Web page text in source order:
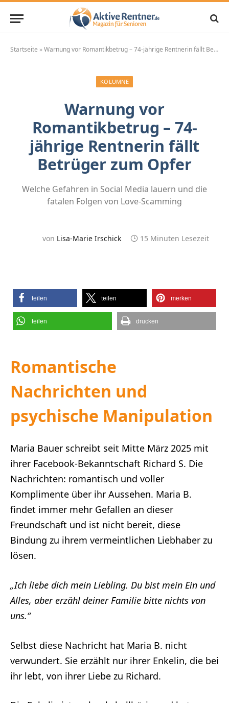
Startseite »Warnung vor Romantikbetrug – 74-jährige Rentnerin fällt Betrüger zum Opfer
KOLUMNE
Warnung vor
Romantikbetrug – 74-
jährige Rentnerin fällt
Betrüger zum Opfer
Welche Gefahren in Social Media lauern und die
fatalen Folgen von Love-Scamming
von Lisa-Marie Irschick 15 Minuten Lesezeit
teilen teilen merken
teilen drucken
Romantische
Nachrichten und
psychische Manipulation
Maria Bauer schreibt seit Mitte März 2025 mit
ihrer Facebook-Bekanntschaft Richard S. Die
Nachrichten: romantisch und voller
Komplimente über ihr Aussehen. Maria B.
findet immer mehr Gefallen an dieser
Freundschaft und ist nicht bereit, diese
Bindung zu ihrem vermeintlichen Liebhaber zu
lösen.
„Ich liebe dich mein Liebling. Du bist mein Ein und
Alles, aber erzähl deiner Familie bitte nichts von
uns.“
Selbst diese Nachricht hat Maria B. nicht
verwundert. Sie erzählt nur ihrer Enkelin, die bei
ihr lebt, von ihrer Liebe zu Richard.